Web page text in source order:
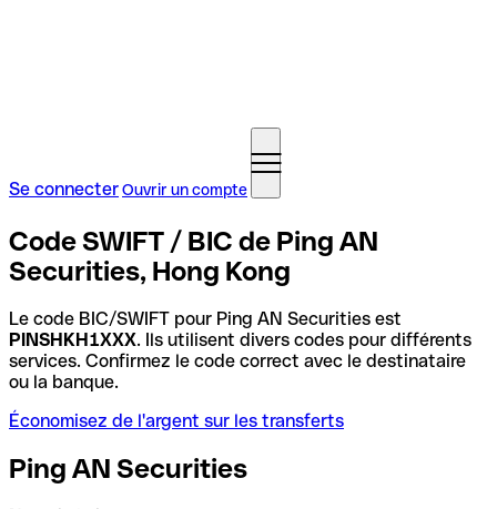
Se connecterOuvrir un compte
Code SWIFT / BIC de Ping AN
Securities, Hong Kong
Le code BIC/SWIFT pour Ping AN Securities est
PINSHKH1XXX. Ils utilisent divers codes pour différents
services. Confirmez le code correct avec le destinataire
ou la banque.
Économisez de l'argent sur les transferts
Ping AN Securities